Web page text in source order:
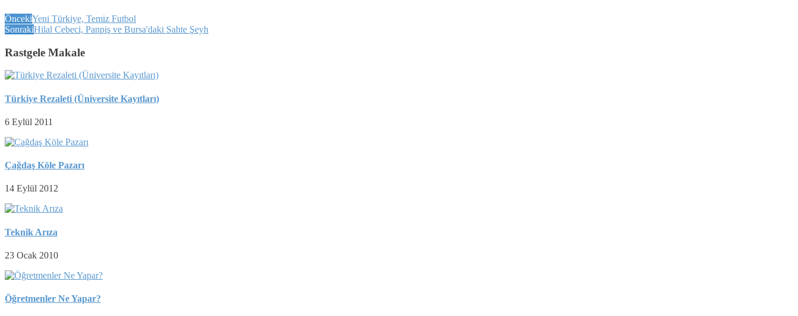
ÖncekiYeni Türkiye, Temiz Futbol
SonrakiHilal Cebeci, Panpiş ve Bursa'daki Sahte Şeyh
Rastgele Makale
Türkiye Rezaleti (Üniversite Kayıtları)
6 Eylül 2011
Çağdaş Köle Pazarı
14 Eylül 2012
Teknik Arıza
23 Ocak 2010
Öğretmenler Ne Yapar?